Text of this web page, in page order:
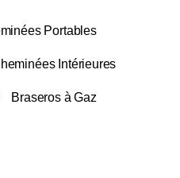
Portables
Intérieures
Braseros à Gaz